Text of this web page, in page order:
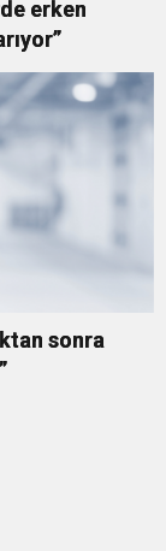
erken
sonra